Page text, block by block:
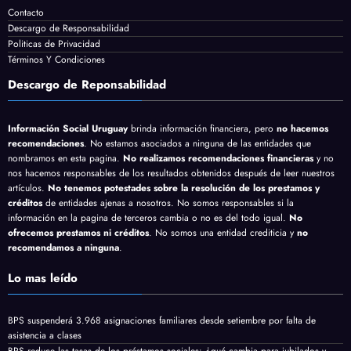
Contacto
Descargo de Responsabilidad
Politicas de Privacidad
Términos Y Condiciones
Descargo de Reponsabilidad
Información Social Uruguaybrinda información financiera, perono hacemos
recomendaciones. No estamos asociados a ninguna de las entidades que
nombramos en esta pagina.No realizamos recomendaciones financierasy no
nos hacemos responsables de los resultados obtenidos después de leer nuestros
artículos.No tenemos potestades sobre la resolución de los prestamos y
créditosde entidades ajenas a nosotros. No somos responsables si la
información en la pagina de terceros cambia o no es del todo igual. No
ofrecemos prestamos ni créditos
Lo mas leído
BPS suspenderá 3.968 asignaciones familiares desde setiembre por falta de